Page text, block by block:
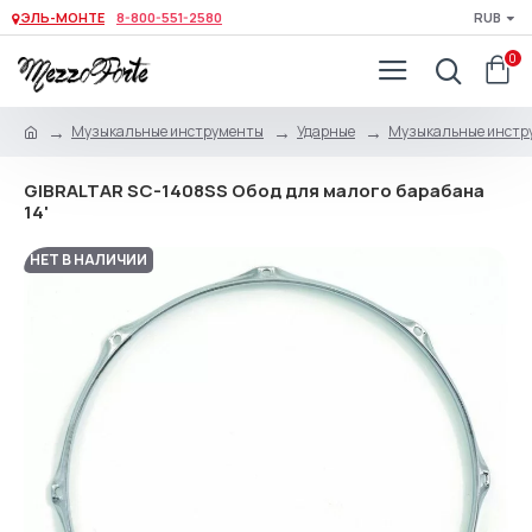
ЭЛЬ-МОНТЕ 8-800-551-2580 RUB
0
Музыкальные инструменты Ударные Музыкальные
GIBRALTAR SC-1408SS Обод для малого барабана
14'
НЕТ В НАЛИЧИИ